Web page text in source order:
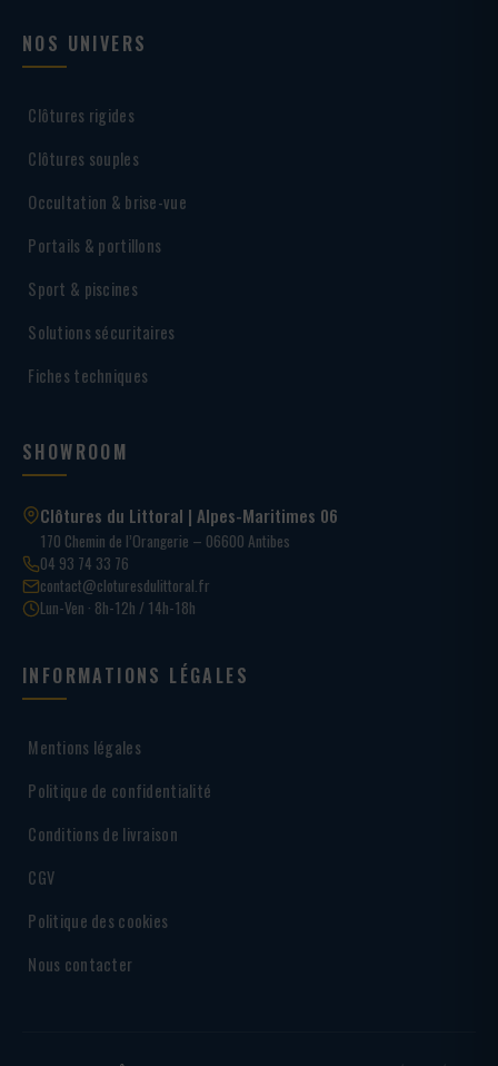
NOS UNIVERS
Clôtures rigides
Clôtures souples
Occultation & brise-vue
Portails & portillons
Sport & piscines
Solutions sécuritaires
Fiches techniques
SHOWROOM
Clôtures du Littoral | Alpes-Maritimes 06
170 Chemin de l’Orangerie – 06600 Antibes
04 93 74 33 76
contact@cloturesdulittoral.fr
Lun-Ven · 8h-12h / 14h-18h
INFORMATIONS LÉGALES
Mentions légales
Politique de confidentialité
Conditions de livraison
CGV
Politique des cookies
Nous contacter